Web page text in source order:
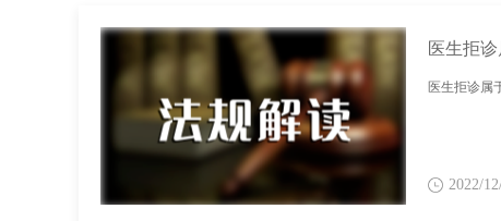
医生拒
医生拒诊属
2022/